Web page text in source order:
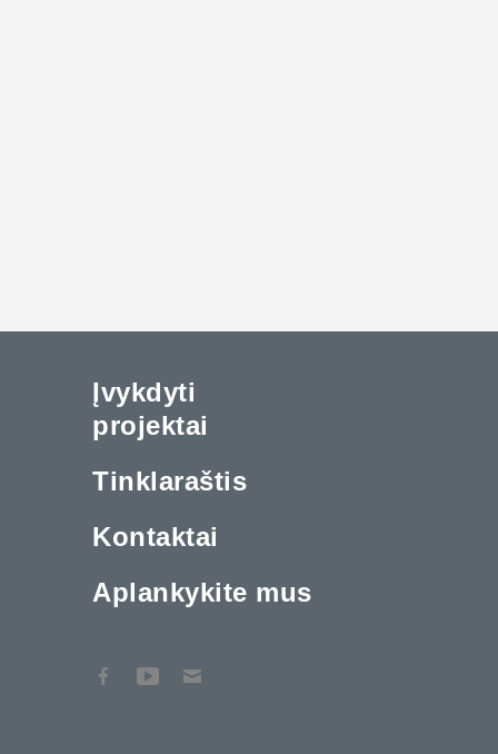
Įvykdyti
projektai
Tinklaraštis
Kontaktai
Aplankykite mus